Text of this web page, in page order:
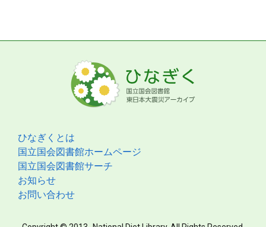
ひなぎくとは
国立国会図書館ホームページ
国立国会図書館サーチ
お知らせ
お問い合わせ